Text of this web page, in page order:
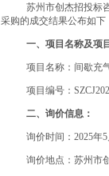
苏州市创杰招投标
采购的成交结果公布如下
一、项目名称及项
项目名称：间歇充
项目编号：
二、 询价信息：
询价时间： 2025年
询价地点： 苏州市